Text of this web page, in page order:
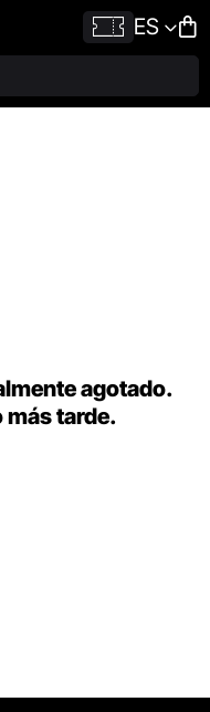
ES
agotado.
más tarde.